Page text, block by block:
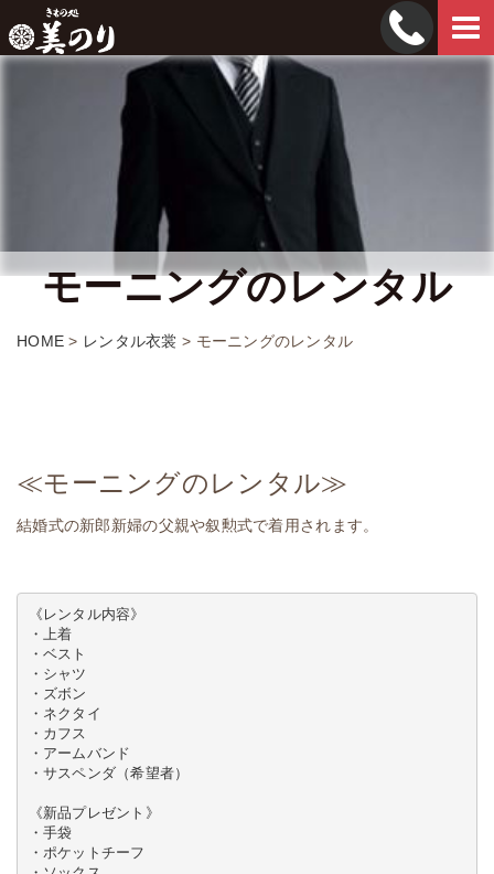
モーニングのレンタル
HOME > レンタル衣裳 > モーニングのレンタル
≪モーニングのレンタル≫
結婚式の新郎新婦の父親や叙勲式で着用されます。
《レンタル内容》
・上着
・ベスト
・シャツ
・ズボン
・ネクタイ
・カフス
・アームバンド
・サスペンダ（希望者）
《新品プレゼント》
・手袋
・ポケットチーフ